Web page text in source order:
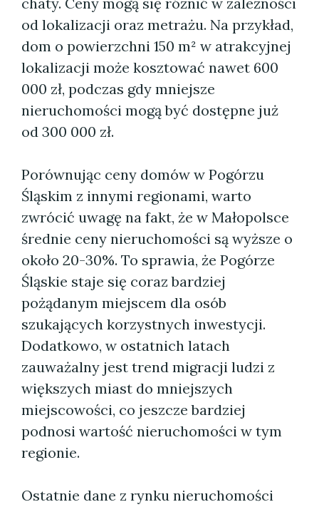
od lokalizacji oraz metrażu. Na przykład,
dom o powierzchni 150 m² w atrakcyjnej
lokalizacji może kosztować nawet 600
000 zł, podczas gdy mniejsze
nieruchomości mogą być dostępne już
od 300 000 zł.
Porównując ceny domów w Pogórzu
Śląskim z innymi regionami, warto
zwrócić uwagę na fakt, że w Małopolsce
średnie ceny nieruchomości są wyższe o
około 20-30%. To sprawia, że Pogórze
Śląskie staje się coraz bardziej
pożądanym miejscem dla osób
szukających korzystnych inwestycji.
Dodatkowo, w ostatnich latach
zauważalny jest trend migracji ludzi z
większych miast do mniejszych
miejscowości, co jeszcze bardziej
podnosi wartość nieruchomości w tym
regionie.
Ostatnie dane z rynku nieruchomości